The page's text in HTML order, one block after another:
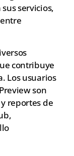
servicios,
contribuye
Los usuarios
son
reportes de